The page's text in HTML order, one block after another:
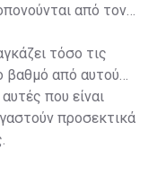
από τον
τόσο τις
από αυτούς
που είναι
προσεκτικά